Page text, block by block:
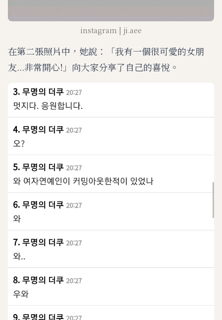
instagram | ji.aee
在第二張照片中，她說：「我有一個很可愛的女朋
友...非常開心!」向大家分享了自己的喜悅。